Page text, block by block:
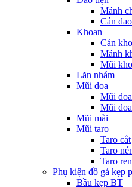
Mảnh
Cán
Khoan
Cán
Mảnh
Mũi
Lăn nhám
Mũi doa
Mũi
Mũi
Mũi mài
Mũi taro
Taro cắt
Taro
Taro
Phụ kiện đồ gá kẹp
Bầu kẹp BT